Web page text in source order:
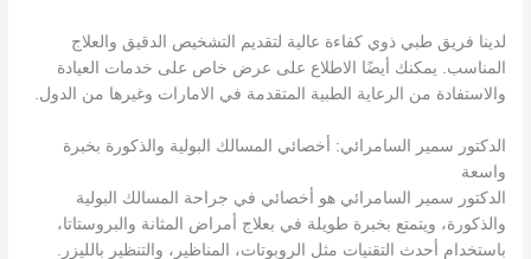
لدينا فريق طبي ذوي كفاءة عالية لتقديم التشخيص الدقيق والعلاج
المناسب. يمكنك أيضًا الاطلاع على عرض خاص على خدمات العيادة
والاستفادة من الرعاية الطبية المتقدمة في الامارات وغيرها من الدول.
الدكتور سمير السامرائي: أخصائي المسالك البولية والذكورة بخبرة
واسعة
الدكتور سمير السامرائي هو أخصائي في جراحة المسالك البولية
والذكورة، ويتمتع بخبرة طويلة في بعلاج أمراض المثانة والبروستاتا،
باستخدام أحدث التقنيات مثل الروبوتات، المناظير، والتنظير بالليزر.